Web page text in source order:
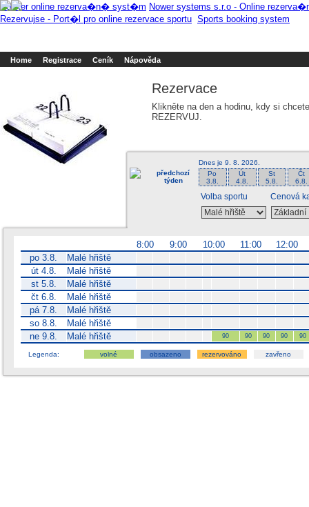
Booker online rezerva�n� syst�m Nower systems s.r.o - Online
Rezervujse - Port�l pro online rezervace sportu Sports booking system
Home Registrace Ceník Nápověda
Rezervace
Klikněte na den a hodinu, kdy si
REZERVUJ.
předchozí
týden
Dnes je9. 8. 2026
Po
3.8.
Út
4.8.
St
5.8.
Čt
6.8.
Volba sportu Cenová
8:00 9:00 10:00 11:00
12:00
po 3.8.
Malé hřiště
út 4.8.
Malé hřiště
st 5.8.
Malé hřiště
čt 6.8.
Malé hřiště
pá 7.8.
Malé hřiště
so 8.8.
Malé hřiště
ne 9.8.
Malé hřiště 90 90 90 90 90
Legenda: volné obsazeno rezervováno zavřeno